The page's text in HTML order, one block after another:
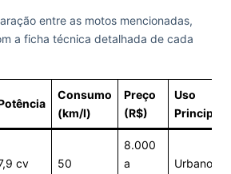
entre as motos mencionadas,
a ficha técnica detalhada de cada
Consumo
(km/l)
Preço
(R$)
Uso
Principal
cv 50
8.000
a
Urbano